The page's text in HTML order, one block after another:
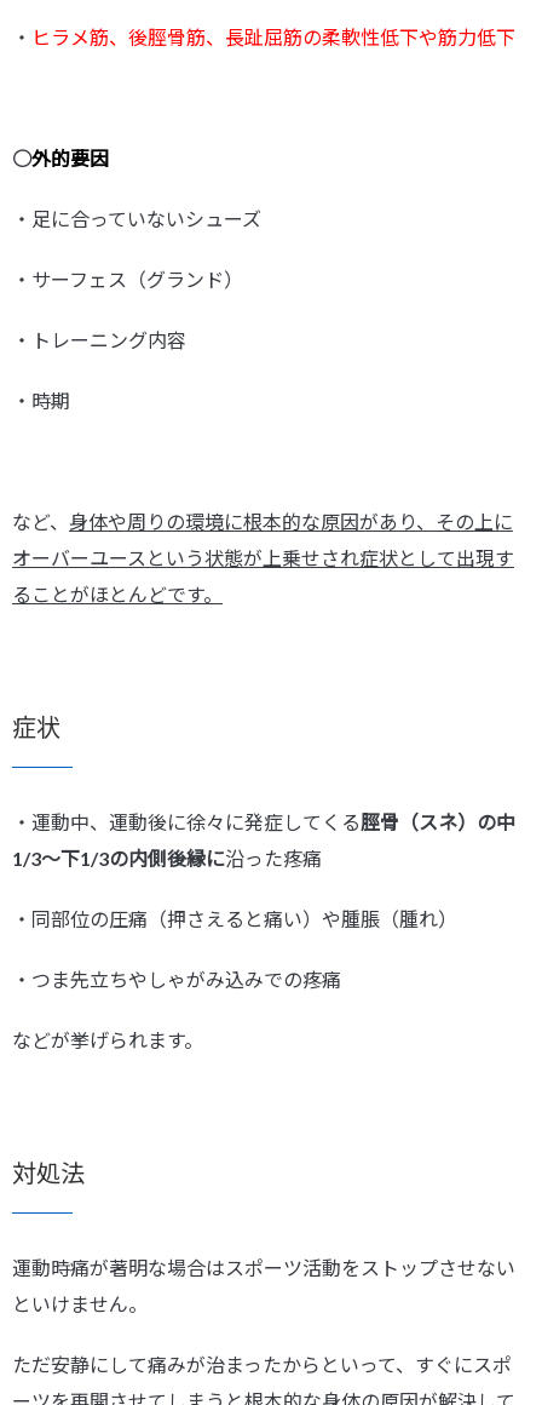
・ ヒラメ筋、後脛骨筋、長趾屈筋の柔軟性低下や筋力低下
○外的要因
・足に合っていないシューズ
・サーフェス（グランド）
・トレーニング内容
・時期
など、 身体や周りの環境に根本的な原因があり、その上に
オーバーユースという状態が上乗せされ症状として出現す
ることがほとんどです。
症状
・運動中、運動後に徐々に発症してくる脛骨（スネ）の中
1/3〜下1/3の内側後縁に沿った疼痛
・同部位の圧痛（押さえると痛い）や腫脹（腫れ）
・つま先立ちやしゃがみ込みでの疼痛
などが挙げられます。
対処法
運動時痛が著明な場合はスポーツ活動をストップさせない
といけません。
ただ安静にして痛みが治まったからといって、すぐにスポ